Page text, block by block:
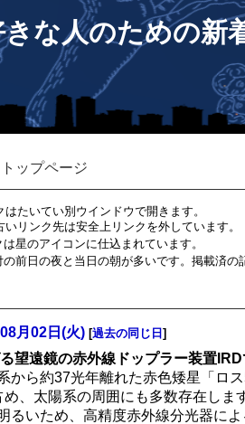
な人のための新
トップページ
たいてい別ウインドウで開きます。
リンク先は安全上リンクを外しています。
星のアイコンに仕込まれています。
前日の夜と当日の朝が多いです。掲載済の
月02日(火) [過去の同じ日 ]
望遠鏡の赤外線ドップラー装置
から約37光年離れた赤色矮星「ロ
め、太陽系の周囲にも多数存在しま
るいため、高精度赤外線分光器に